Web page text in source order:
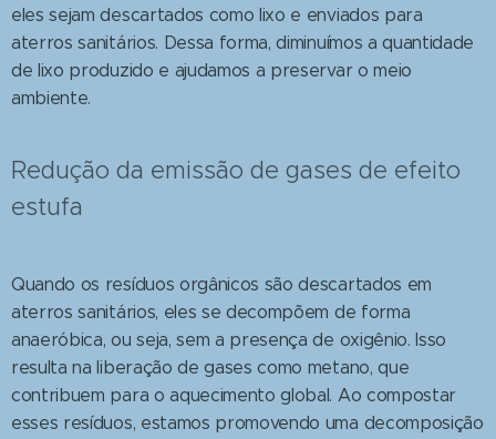
eles sejam descartados como lixo e enviados para
aterros sanitários. Dessa forma, diminuímos a quantidade
de lixo produzido e ajudamos a preservar o meio
ambiente.
Redução da emissão de gases de efeito
estufa
Quando os resíduos orgânicos são descartados em
aterros sanitários, eles se decompõem de forma
anaeróbica, ou seja, sem a presença de oxigênio. Isso
resulta na liberação de gases como metano, que
contribuem para o aquecimento global. Ao compostar
esses resíduos, estamos promovendo uma decomposição